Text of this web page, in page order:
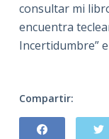
consultar mi
encuentra
Incertidumbre”
Compartir: